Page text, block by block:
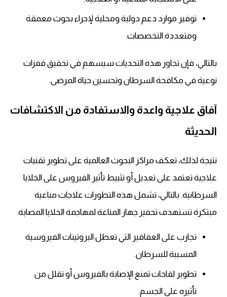
توفير موارد دعم دولية ومحلية لإجراء بحوث معمقة
ومتعددة التخصصات.
بالتالي، فإن تجاوز هذه التحديات سيسهم في تحقيق قفزات
نوعية في مكافحة السرطان وتحسين حياة المرضى.
آفاق علاجية واعدة والاستفادة من الاكتشافات
الحديثة
نتيجة لذلك، تعكف مراكز البحوث العالمية على تطوير تقنيات
علاجية تعتمد على تعديل أو تثبيط تأثير الفيروس على الخلايا
السرطانية. بالتالي، تشمل هذه التطورات علاجات مناعية
مبتكرة تستهدف تحفيز جهاز المناعة لمهاجمة الخلايا المصابة.
تجارب على العقاقير التي تعطل البروتينات الفيروسية
المسببة للسرطان.
تطوير لقاحات تمنع الإصابة بالفيروس أو تقلل من
تأثيره على الجسم.